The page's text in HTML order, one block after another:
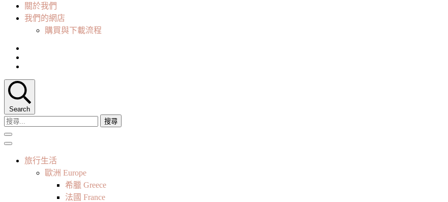
關於我們
我們的網店
購買與下載流程
Search
搜
尋
關
旅行生活
歐洲 Europe
希臘 Greece
法國 France